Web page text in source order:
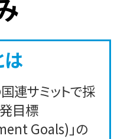
は
連サミットで採
目標
Goals)」の